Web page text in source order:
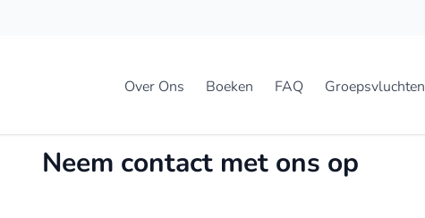
Over Ons Boeken FAQ Groepsvluchten
Neem contact met ons op